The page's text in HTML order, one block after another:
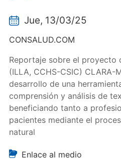
Jue, 13/03/25
CONSALUD.COM
Reportaje sobre el proyecto
(ILLA, CCHS-CSIC) CLARA-
desarrollo de una
comprensión y análisis de
beneficiando tanto a
pacientes mediante el
natural
Enlace al medio